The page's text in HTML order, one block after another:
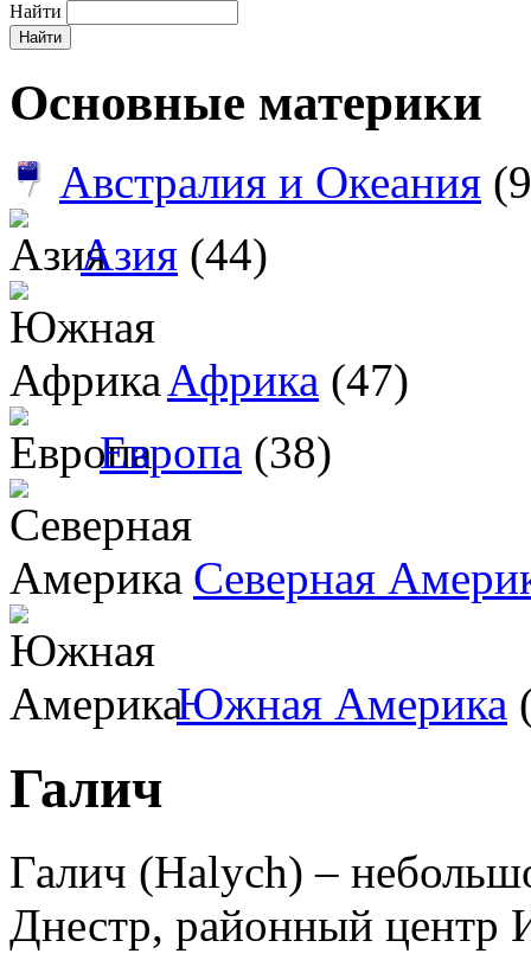
Найти
Основные материки
Австралия и Океания
Азия (44)
Африка (47)
Европа (38)
Северная
Южная Америка
Галич
Галич (Halych) –
Днестр, районный